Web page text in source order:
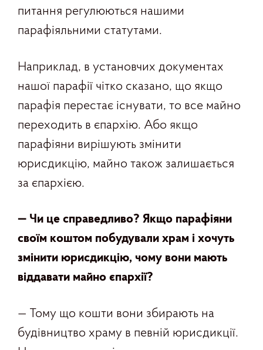
питання регулюються нашими
парафіяльними статутами.
Наприклад, в установчих документах
нашої парафії чітко сказано, що якщо
парафія перестає існувати, то все майно
переходить в єпархію. Або якщо
парафіяни вирішують змінити
юрисдикцію, майно також залишається
за єпархією.
— Чи це справедливо? Якщо парафіяни
своїм коштом побудували храм і хочуть
змінити юрисдикцію, чому вони мають
віддавати майно єпархії?
— Тому що кошти вони збирають на
будівництво храму в певній юрисдикції.